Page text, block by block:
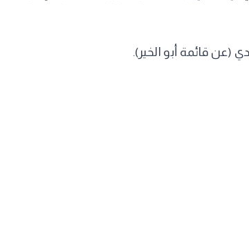
(عن قائمة أبو الخير).